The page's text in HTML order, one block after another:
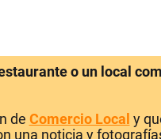
o un local
de Comercio Local y
una noticia y